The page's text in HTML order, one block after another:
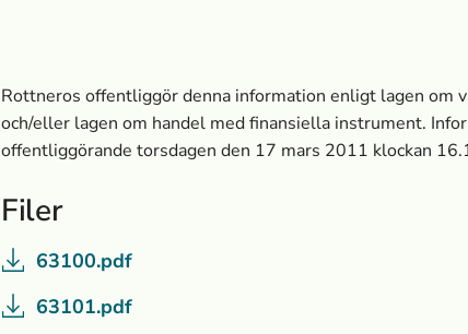
Rottneros offentliggör denna information enligt lagen om
och/eller lagen om handel med finansiella instrument.
offentliggörande torsdagen den 17 mars 2011 klockan
Filer
63100.pdf
63101.pdf